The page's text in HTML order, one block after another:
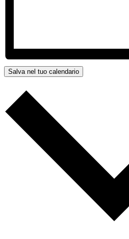
Salva nel tuo calendario